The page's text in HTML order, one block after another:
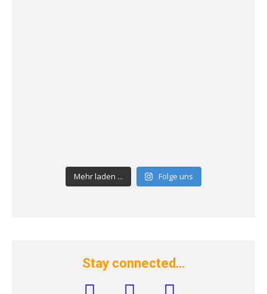
Mehr laden ... Folge uns
Stay connected…
facebook instagram